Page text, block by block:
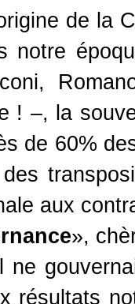
de la
notre
! –, la
de 60%
aux
»,
ne
résultats